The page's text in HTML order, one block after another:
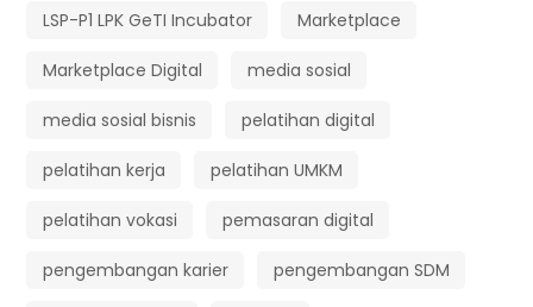
LSP-P1 LPK GeTI Incubator Marketplace
Marketplace Digital media sosial
media sosial bisnis pelatihan digital
pelatihan kerja pelatihan UMKM
pelatihan vokasi pemasaran digital
pengembangan karier pengembangan SDM